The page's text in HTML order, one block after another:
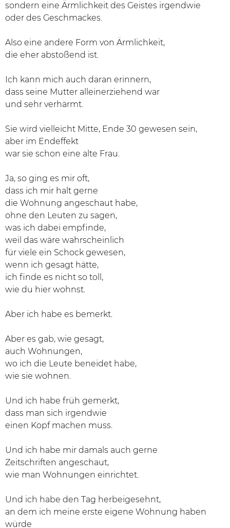
sondern eine Ärmlichkeit des Geistes irgendwie
oder des Geschmackes.
Also eine andere Form von Ärmlichkeit,
die eher abstoßend ist.
Ich kann mich auch daran erinnern,
dass seine Mutter alleinerziehend war
und sehr verhärmt.
Sie wird vielleicht Mitte, Ende 30 gewesen sein,
aber im Endeffekt
war sie schon eine alte Frau.
Ja, so ging es mir oft,
dass ich mir halt gerne
die Wohnung angeschaut habe,
ohne den Leuten zu sagen,
was ich dabei empfinde,
weil das wäre wahrscheinlich
für viele ein Schock gewesen,
wenn ich gesagt hätte,
ich finde es nicht so toll,
wie du hier wohnst.
Aber ich habe es bemerkt.
Aber es gab, wie gesagt,
auch Wohnungen,
wo ich die Leute beneidet habe,
wie sie wohnen.
Und ich habe früh gemerkt,
dass man sich irgendwie
einen Kopf machen muss.
Und ich habe mir damals auch gerne
Zeitschriften angeschaut,
wie man Wohnungen einrichtet.
Und ich habe den Tag herbeigesehnt,
an dem ich meine erste eigene Wohnung haben
würde